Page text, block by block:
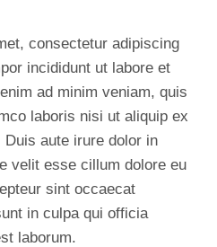
consectetur adipiscing
incididunt ut labore et
ad minim veniam, quis
laboris nisi ut aliquip ex
aute irure dolor in
velit esse cillum dolore eu
sint occaecat
in culpa qui officia
laborum.